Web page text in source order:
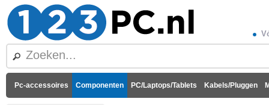
Pc-accessoires Componenten PC/Laptops/Tablets Kabels/Pluggen